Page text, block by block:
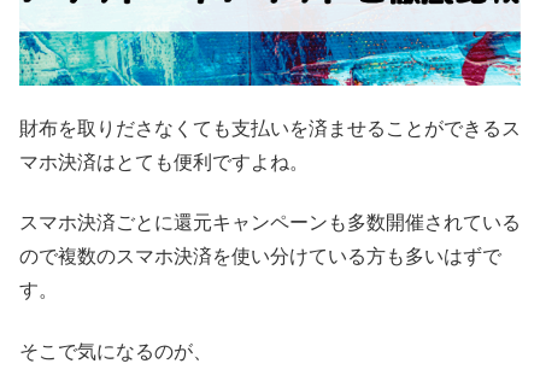
財布を取りださなくても支払いを済ませることができるス
マホ決済はとても便利ですよね。
スマホ決済ごとに還元キャンペーンも多数開催されている
ので複数のスマホ決済を使い分けている方も多いはずで
す。
そこで気になるのが、